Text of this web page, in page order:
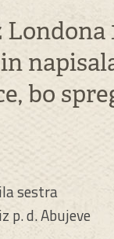
bo
sestra
p. d. Abujeve